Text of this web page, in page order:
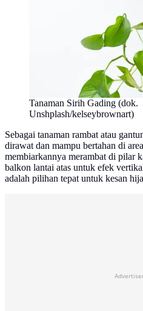
Tanaman Sirih Gading (dok.
Unshplash/kelseybrownart)
Sebagai tanaman rambat atau
dirawat dan mampu bertahan di
membiarkannya merambat di pilar
balkon lantai atas untuk efek
adalah pilihan tepat untuk kesan